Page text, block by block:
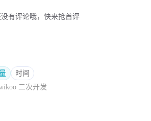
有评论哦，快来抢首评
时间